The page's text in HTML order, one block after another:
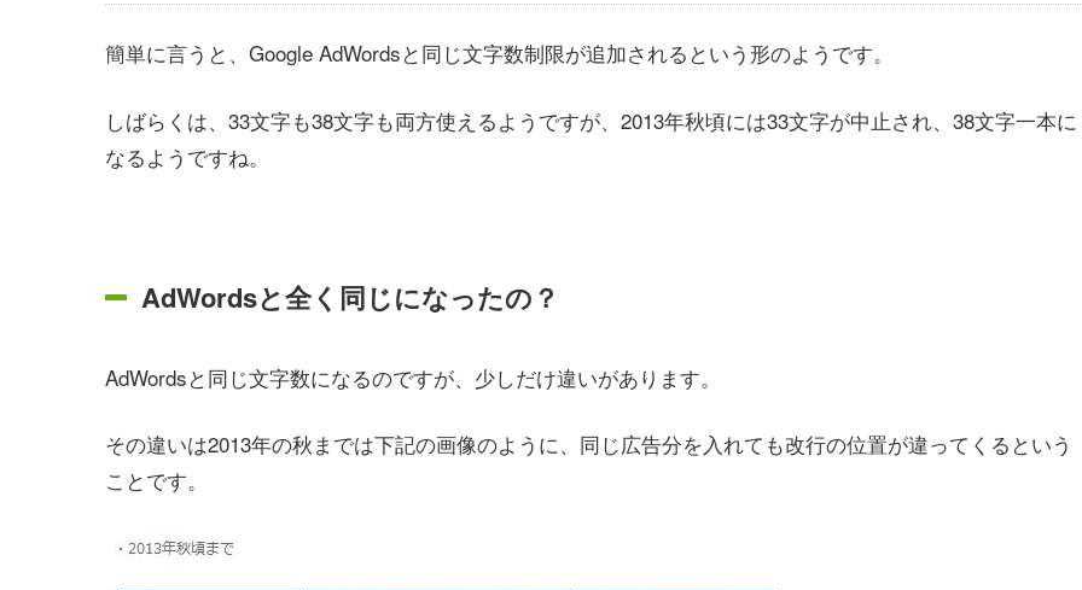
簡単に言うと、Google AdWordsと同じ文字数制限が追加されるという形のようです。
しばらくは、33文字も38文字も両方使えるようですが、2013年秋頃には33文字が中止され、38文字一本に
なるようですね。
AdWordsと全く同じになったの？
AdWordsと同じ文字数になるのですが、少しだけ違いがあります。
その違いは2013年の秋までは下記の画像のように、同じ広告分を入れても改行の位置が違ってくるという
ことです。